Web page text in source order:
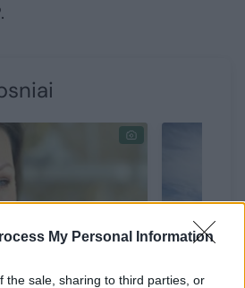
My Personal Information
the sale, sharing to third parties, or